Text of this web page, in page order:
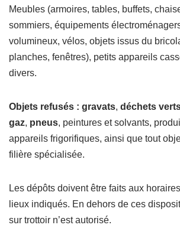
Meubles (armoires, tables, buffets,
sommiers, équipements
volumineux, vélos, objets issus du
planches, fenêtres), petits appareils
divers.
Objets refusés : gravats, déchets
gaz, pneus, peintures et solvants,
appareils frigorifiques, ainsi que tout
filière spécialisée.
Les dépôts doivent être faits aux
lieux indiqués. En dehors de ces
sur trottoir n’est autorisé.